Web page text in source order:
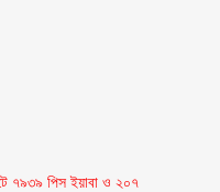
৭৯৩৯ পিস ইয়াবা ও ২০৭